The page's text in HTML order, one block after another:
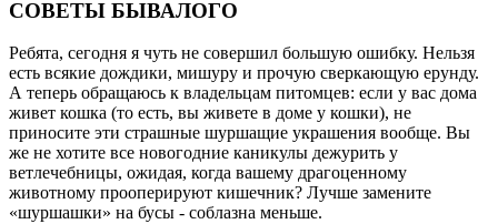
СОВЕТЫ БЫВАЛОГО
Ребята, сегодня я чуть не совершил большую ошибку. Нельзя
есть всякие дождики, мишуру и прочую сверкающую ерунду.
А теперь обращаюсь к владельцам питомцев: если у вас дома
живет кошка (то есть, вы живете в доме у кошки), не
приносите эти страшные шуршащие украшения вообще. Вы
же не хотите все новогодние каникулы дежурить у
ветлечебницы, ожидая, когда вашему драгоценному
животному прооперируют кишечник? Лучше замените
«шуршашки» на бусы - соблазна меньше.